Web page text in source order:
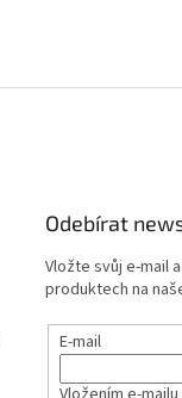
Odebírat
Vložte svůj e-mail
produktech na
E-mail